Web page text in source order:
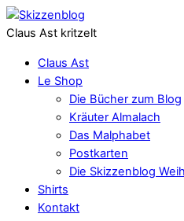
Claus Ast kritzelt
Claus Ast
Le Shop
Die Bücher zum Blog
Kräuter Almalach
Das Malphabet
Postkarten
Die Skizzenblog
Shirts
Kontakt